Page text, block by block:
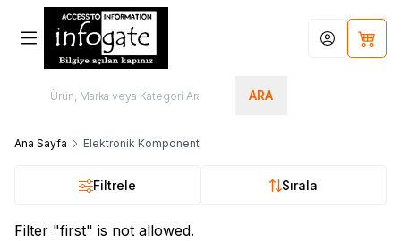
ARA
Hesabım
Ana Sayfa Elektronik Komponent
Filtrele Sırala
Filter "first" is not allowed.